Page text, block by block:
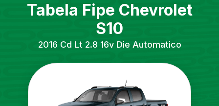
Tabela Fipe Chevrolet
S10
2016 Cd Lt 2.8 16v Die Automatico